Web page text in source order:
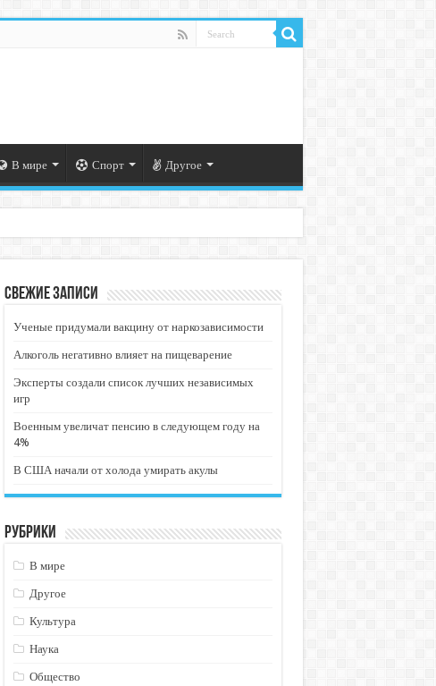
В мире Спорт Другое
Свежие записи
Ученые придумали вакцину от наркозависимости
Алкоголь негативно влияет на пищеварение
Эксперты создали список лучших независимых
игр
Военным увеличат пенсию в следующем году на
4%
В США начали от холода умирать акулы
Рубрики
В мире
Другое
Культура
Наука
Общество